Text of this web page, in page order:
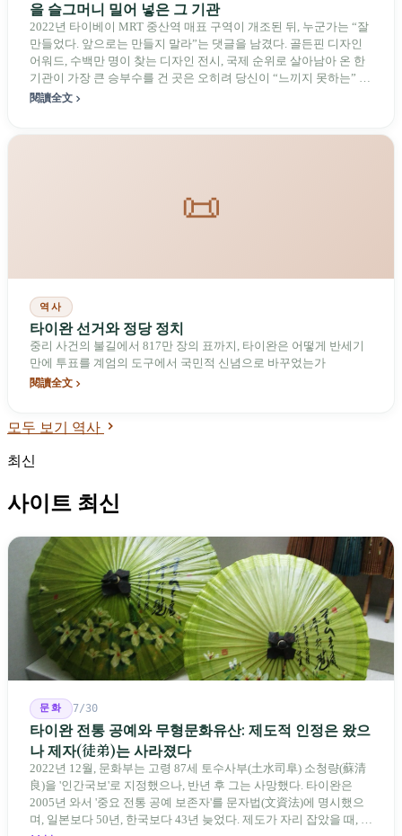
을 슬그머니 밀어 넣은 그 기관
2022년 타이베이 MRT 중산역 매표 구역이 개조된 뒤, 누군가는 “잘
만들었다. 앞으로는 만들지 말라”는 댓글을 남겼다. 골든핀 디자인
어워드, 수백만 명이 찾는 디자인 전시, 국제 순위로 살아남아 온 한
기관이 가장 큰 승부수를 건 곳은 오히려 당신이 “느끼지 못하는” 장
소다. 시즈의 보건소 대기 공간, 당신 손에 들린 그 투표용지의 글꼴
閱讀全文
📜
역사
타이완 선거와 정당 정치
중리 사건의 불길에서 817만 장의 표까지, 타이완은 어떻게 반세기
만에 투표를 계엄의 도구에서 국민적 신념으로 바꾸었는가
閱讀全文
모두 보기 역사
최신
사이트 최신
문화 7/30
타이완 전통 공예와 무형문화유산: 제도적 인정은 왔으
나 제자(徒弟)는 사라졌다
2022년 12월, 문화부는 고령 87세 토수사부(土水司阜) 소청량(蘇清
良)을 '인간국보'로 지정했으나, 반년 후 그는 사망했다. 타이완은
2005년 와서 '중요 전통 공예 보존자'를 문자법(文資法)에 명시했으
며, 일본보다 50년, 한국보다 43년 늦었다. 제도가 자리 잡았을 때, 제